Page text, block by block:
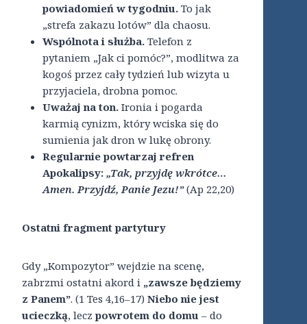
powiadomień w tygodniu. To jak
„strefa zakazu lotów” dla chaosu.
Wspólnota i służba. Telefon z
pytaniem „Jak ci pomóc?”, modlitwa za
kogoś przez cały tydzień lub wizyta u
przyjaciela, drobna pomoc.
Uważaj na ton. Ironia i pogarda
karmią cynizm, który wciska się do
sumienia jak dron w lukę obrony.
Regularnie powtarzaj refren
Apokalipsy: „Tak, przyjdę wkrótce…
Amen. Przyjdź, Panie Jezu!”(Ap 22,20)
Ostatni fragment partytury
Gdy „Kompozytor” wejdzie na scenę,
zabrzmi ostatni akord i „zawsze będziemy
z Panem”. (1 Tes 4,16–17) Niebo nie jest
ucieczką, lecz powrotem do domu – do